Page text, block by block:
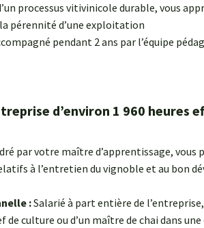
processus vitivinicole durable, vous
pérennité d’une exploitation
pendant 2 ans par l’équipe
d’environ 1 960 heures
par votre maître d’apprentissage, vous
à l’entretien du vignoble et au bon
:Salarié à part entière de
de culture ou d’un maître de chai dans